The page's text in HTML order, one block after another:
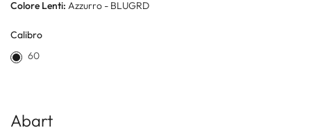
Colore Lenti: Azzurro - BLUGRD
Calibro
60
Abart